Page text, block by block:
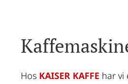
Hos KAISER KAFFE har vi